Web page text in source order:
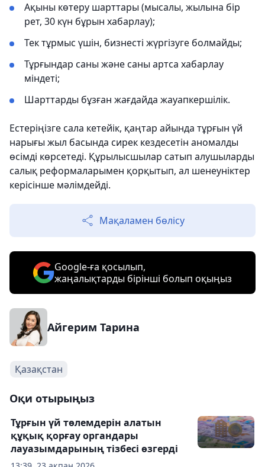
Ақыны көтеру шарттары (мысалы, жылына бір
рет, 30 күн бұрын хабарлау);
Тек тұрмыс үшін, бизнесті жүргізуге болмайды;
Тұрғындар саны және саны артса хабарлау
міндеті;
Шарттарды бұзған жағдайда жауапкершілік.
Естеріңізге сала кетейік, қаңтар айында тұрғын үй
нарығы жыл басында сирек кездесетін аномалды
өсімді көрсетеді. Құрылысшылар сатып алушыларды
салық реформаларымен қорқытып, ал шенеуніктер
керісінше мәлімдейді.
Мақаламен бөлісу
Google-ға қосылып,
жаңалықтарды бірінші болып оқыңыз
Айгерим Тарина
Қазақстан
Оқи отырыңыз
Тұрғын үй төлемдерін алатын
құқық қорғау органдары
лауазымдарының тізбесі өзгерді